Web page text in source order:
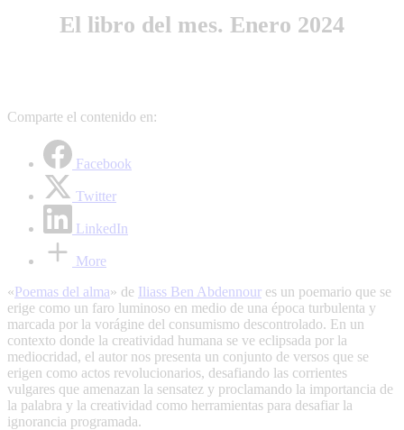
El libro del mes. Enero 2024
Comparte el contenido en:
Facebook
Twitter
LinkedIn
More
«Poemas del alma» de Iliass Ben Abdennour es un poemario que se
erige como un faro luminoso en medio de una época turbulenta y
marcada por la vorágine del consumismo descontrolado. En un
contexto donde la creatividad humana se ve eclipsada por la
mediocridad, el autor nos presenta un conjunto de versos que se
erigen como actos revolucionarios, desafiando las corrientes
vulgares que amenazan la sensatez y proclamando la importancia de
la palabra y la creatividad como herramientas para desafiar la
ignorancia programada.